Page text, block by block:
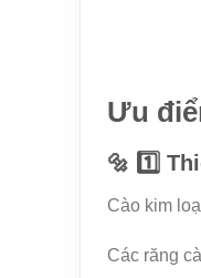
Ưu
🔩 1️⃣
Cào kim
Các răng